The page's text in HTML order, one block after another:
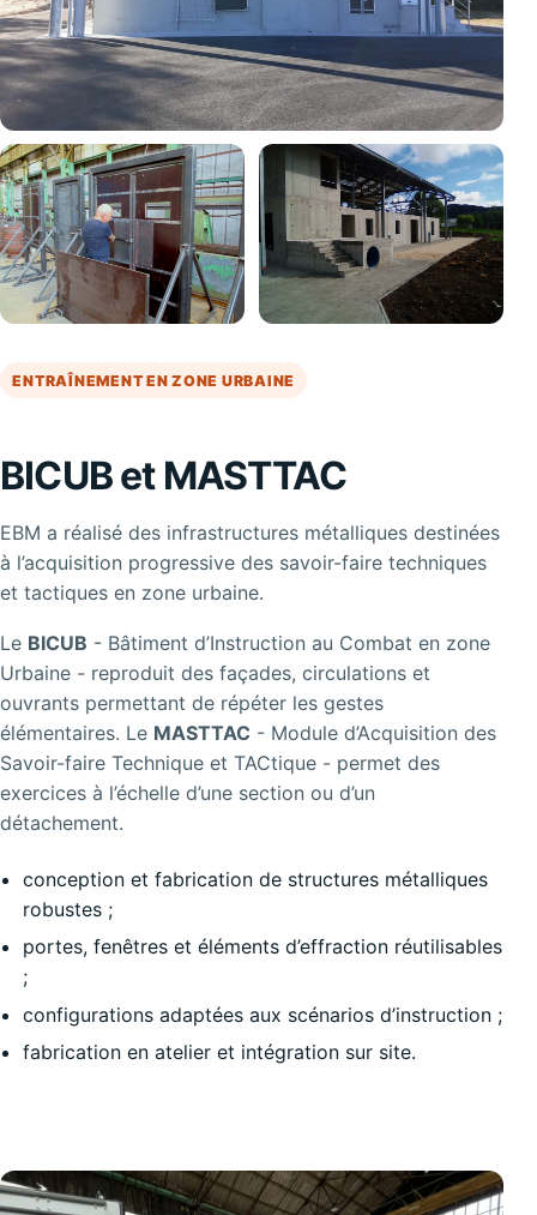
ENTRAÎNEMENT EN ZONE URBAINE
BICUB et MASTTAC
EBM a réalisé des infrastructures métalliques destinées
à l’acquisition progressive des savoir-faire techniques
et tactiques en zone urbaine.
Le BICUB - Bâtiment d’Instruction au Combat en zone
Urbaine - reproduit des façades, circulations et
ouvrants permettant de répéter les gestes
élémentaires. Le MASTTAC - Module d’Acquisition des
Savoir-faire Technique et TACtique - permet des
exercices à l’échelle d’une section ou d’un
détachement.
conception et fabrication de structures métalliques
robustes ;
portes, fenêtres et éléments d’effraction réutilisables
;
configurations adaptées aux scénarios d’instruction ;
fabrication en atelier et intégration sur site.